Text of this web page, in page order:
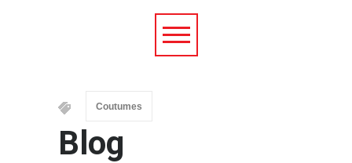
Coutumes
Blog